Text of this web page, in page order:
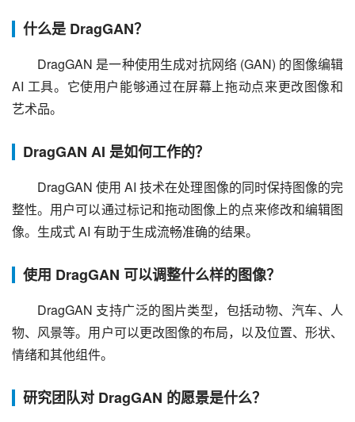
什么是 DragGAN？
DragGAN 是一种使用生成对抗网络 (GAN) 的图像编辑
AI 工具。它使用户能够通过在屏幕上拖动点来更改图像和
艺术品。
DragGAN AI 是如何工作的？
DragGAN 使用 AI 技术在处理图像的同时保持图像的完
整性。用户可以通过标记和拖动图像上的点来修改和编辑图
像。生成式 AI 有助于生成流畅准确的结果。
使用 DragGAN 可以调整什么样的图像？
DragGAN 支持广泛的图片类型，包括动物、汽车、人
物、风景等。用户可以更改图像的布局，以及位置、形状、
情绪和其他组件。
研究团队对 DragGAN 的愿景是什么？